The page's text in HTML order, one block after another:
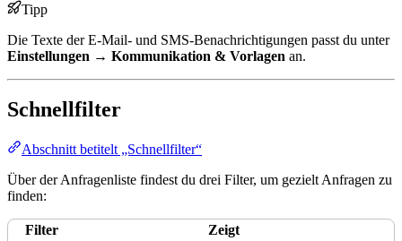
Tipp
Die Texte der E-Mail- und SMS-Benachrichtigungen passt du unter
Einstellungen → Kommunikation & Vorlagen an.
Schnellfilter
Abschnitt betitelt „Schnellfilter“
Über der Anfragenliste findest du drei Filter, um gezielt Anfragen zu
finden:
Filter
Zeigt